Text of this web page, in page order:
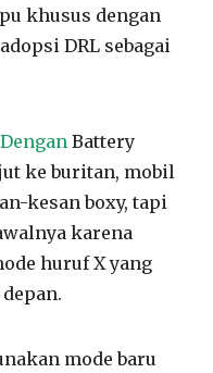
khusus dengan
DRL sebagai
Battery
ke buritan, mobil
kesan boxy, tapi
karena
huruf X yang
mode baru